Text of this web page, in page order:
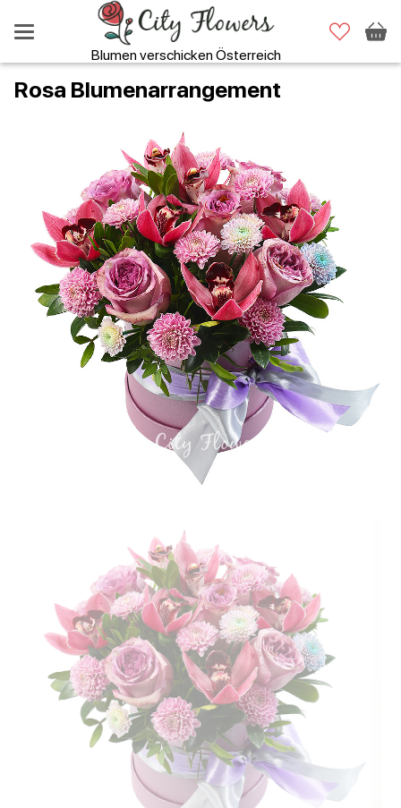
Blumen verschicken Österreich
Rosa Blumenarrangement